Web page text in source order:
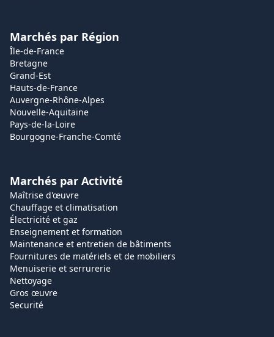
Marchés par Région
Île-de-France
Bretagne
Grand-Est
Hauts-de-France
Auvergne-Rhône-Alpes
Nouvelle-Aquitaine
Pays-de-la-Loire
Bourgogne-Franche-Comté
Marchés par Activité
Maîtrise d'œuvre
Chauffage et climatisation
Électricité et gaz
Enseignement et formation
Maintenance et entretien de bâtiments
Fournitures de matériels et de mobiliers
Menuiserie et serrurerie
Nettoyage
Gros œuvre
Securité